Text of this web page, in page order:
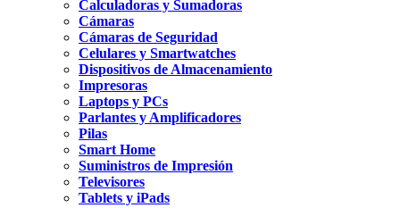
Calculadoras y Sumadoras
Cámaras
Cámaras de Seguridad
Celulares y Smartwatches
Dispositivos de Almacenamiento
Impresoras
Laptops y PCs
Parlantes y Amplificadores
Pilas
Smart Home
Suministros de Impresión
Televisores
Tablets y iPads